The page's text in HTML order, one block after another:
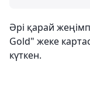
Әрі қарай
Gold" жеке
күткен.